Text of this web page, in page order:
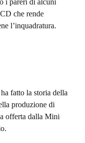
i pareri di alcuni
che rende
l’inquadratura.
fatto la storia della
produzione di
offerta dalla Mini